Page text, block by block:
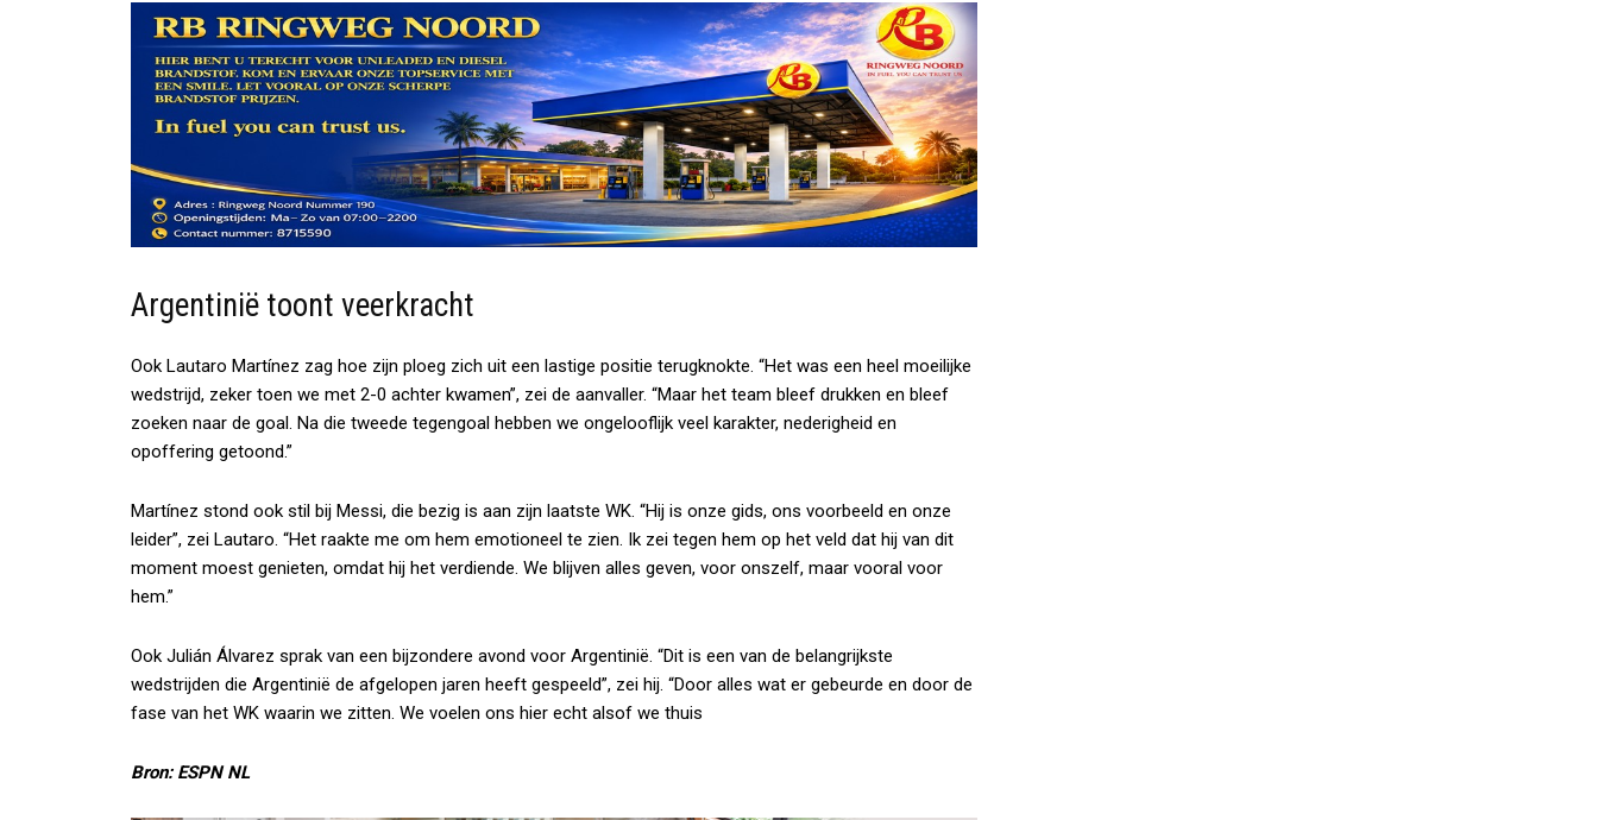
Argentinië toont veerkracht
Ook Lautaro Martínez zag hoe zijn ploeg zich uit een lastige positie terugknokte. “Het was een heel moeilijke
wedstrijd, zeker toen we met 2-0 achter kwamen”, zei de aanvaller. “Maar het team bleef drukken en bleef
zoeken naar de goal. Na die tweede tegengoal hebben we ongelooflijk veel karakter, nederigheid en
opoffering getoond.”
Martínez stond ook stil bij Messi, die bezig is aan zijn laatste WK. “Hij is onze gids, ons voorbeeld en onze
leider”, zei Lautaro. “Het raakte me om hem emotioneel te zien. Ik zei tegen hem op het veld dat hij van dit
moment moest genieten, omdat hij het verdiende. We blijven alles geven, voor onszelf, maar vooral voor
hem.”
Ook Julián Álvarez sprak van een bijzondere avond voor Argentinië. “Dit is een van de belangrijkste
wedstrijden die Argentinië de afgelopen jaren heeft gespeeld”, zei hij. “Door alles wat er gebeurde en door de
fase van het WK waarin we zitten. We voelen ons hier echt alsof we thuis
Bron: ESPN NL